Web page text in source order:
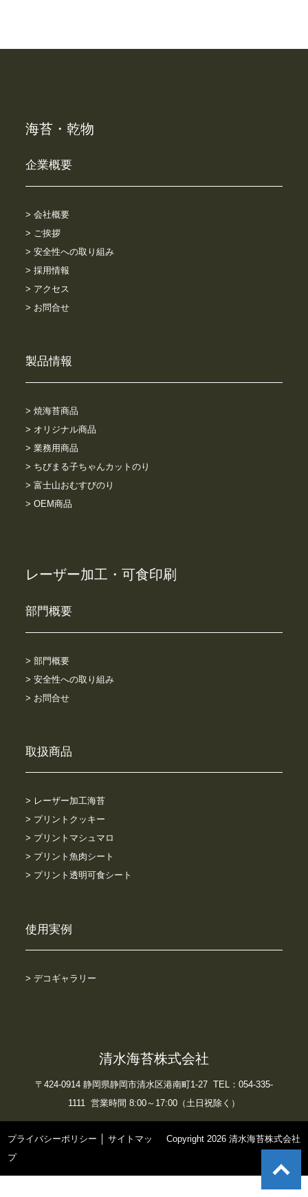
海苔・乾物
企業概要
> 会社概要
> ご挨拶
> 安全性への取り組み
> 採用情報
> アクセス
> お問合せ
製品情報
> 焼海苔商品
> オリジナル商品
> 業務用商品
> ちびまる子ちゃんカットのり
> 富士山おむすびのり
> OEM商品
レーザー加工・可食印刷
部門概要
> 部門概要
> 安全性への取り組み
> お問合せ
取扱商品
> レーザー加工海苔
> プリントクッキー
> プリントマシュマロ
> プリント魚肉シート
> プリント透明可食シート
使用実例
> デコギャラリー
清水海苔株式会社
〒424-0914 静岡県静岡市清水区港南町1-27 TEL：054-335-
1111 営業時間 8:00～17:00（土日祝除く）
プライバシーポリシー │サイトマッ
プ
Copyright 2026 清水海苔株式会社